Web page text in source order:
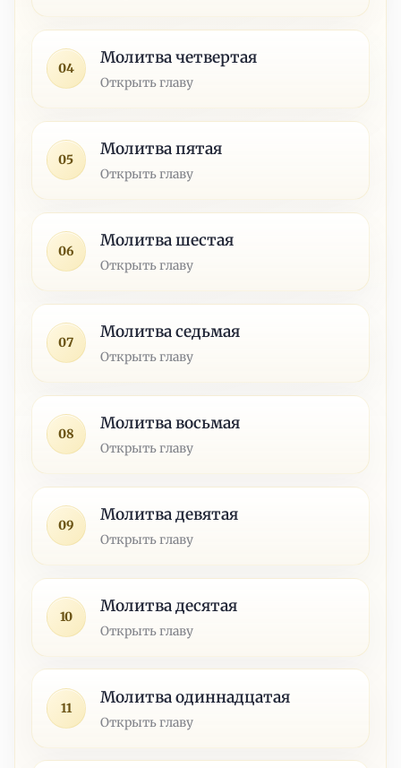
04
Молитва четвертая
Открыть главу
05
Молитва пятая
Открыть главу
06
Молитва шестая
Открыть главу
07
Молитва седьмая
Открыть главу
08
Молитва восьмая
Открыть главу
09
Молитва девятая
Открыть главу
10
Молитва десятая
Открыть главу
11
Молитва одиннадцатая
Открыть главу